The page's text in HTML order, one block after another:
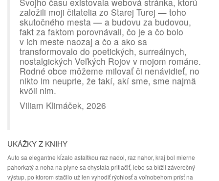
založili moji čitatelia zo Starej Turej — toho
skutočného mesta — a budovu za budovou,
fakt za faktom porovnávali, čo je a čo bolo
v ich meste naozaj a čo a ako sa
transformovalo do poetických, surreálnych,
nostalgických Veľkých Rojov v mojom románe.
Rodné obce môžeme milovať či nenávidieť, no
nikto im neuprie, že takí, akí sme, sme najmä
kvôli nim.
Viliam Klimáček, 2026
UKÁŽKY Z KNIHY
Auto sa elegantne kĺzalo asfaltkou raz nadol, raz nahor, kraj bol mierne
pahorkatý a noha na plyne sa chystala pritlačiť, lebo sa blížil záverečný
výstup, po ktorom stačilo už len vyhodiť rýchlosť a voľnobehom prísť na